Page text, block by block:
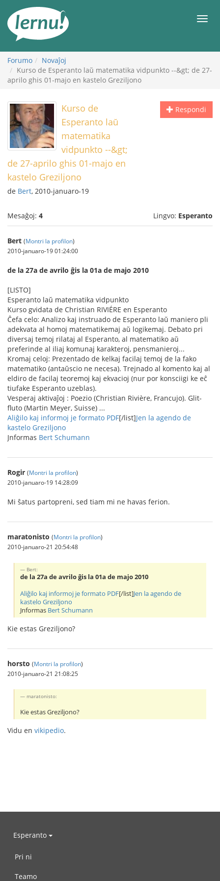
enhavo
Forumo
Novaĵoj
Kurso de Esperanto laŭ matematika vidpunkto --&gt; de 27-
aprilo ghis 01-majo en kastelo Greziljono
Respondi
Kurso de
Esperanto laŭ
matematika
vidpunkto --&gt;
de 27-aprilo ghis 01-majo en
kastelo Greziljono
de Bert, 2010-januaro-19
Mesaĝoj: 4 Lingvo: Esperanto
Bert (Montri la profilon)
2010-januaro-19 01:24:00
de la 27a de avrilo ĝis la 01a de majo 2010
[LISTO]
Esperanto laŭ matematika vidpunkto
Kurso gvidata de Christian RIVIÉRE en Esperanto
Ĉefa celo: Analizo kaj instruado de Esperanto laŭ maniero pli
adekvata al homoj matematikemaj aŭ logikemaj. Debato pri
diversaj temoj rilataj al Esperanto, al matematiko aŭ
preferinde al iliaj komunaj karakteroj, pensmanieroj...
Kromaj celoj: Prezentado de kelkaj facilaj temoj de la fako
matematiko (antaŭscio ne necesa). Trejnado al komento kaj al
eldiro de facilaj teoremoj kaj ekvacioj (nur por konsciigi ke eĉ
tiufake Esperanto uzeblas).
Vesperaj aktivaĵoj : Poezio (Christian Rivière, Francujo). Glit-
fluto (Martin Meyer, Suisse) ...
Aliĝilo kaj informoj je formato PDF[/list]Jen la agendo de
kastelo Greziljono
Jnformas Bert Schumann
Rogir (Montri la profilon)
2010-januaro-19 14:28:09
Mi ŝatus partopreni, sed tiam mi ne havas ferion.
maratonisto (Montri la profilon)
2010-januaro-21 20:54:48
Bert:
de la 27a de avrilo ĝis la 01a de majo 2010
Aliĝilo kaj informoj je formato PDF[/list]Jen la agendo de
kastelo Greziljono
Jnformas Bert Schumann
Kie estas Greziljono?
horsto (Montri la profilon)
2010-januaro-21 21:08:25
maratonisto:
Kie estas Greziljono?
Vidu en vikipedio.
Esperanto
Pri ni
Teamo